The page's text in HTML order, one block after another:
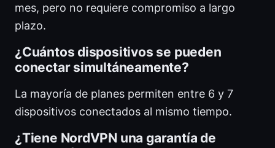
mes, pero no requiere compromiso a largo
plazo.
¿Cuántos dispositivos se pueden
conectar simultáneamente?
La mayoría de planes permiten entre 6 y 7
dispositivos conectados al mismo tiempo.
¿Tiene NordVPN una garantía de